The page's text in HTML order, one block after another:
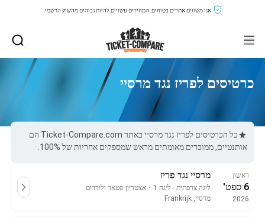
אנו משווים אתרים בטוחים, המחירים עשויים להיות גבוהים מהשוק הרשמי.
כרטיסים לפריז נגד מרסיי
כל הכרטיסים לפריז נגד מרסיי באתר Ticket-Compare.com הם
אותנטיים, ממוכרים מאומתים מראש שמספקים אחריות של 100%.
ראשון
6 ספט'
2026
מרסיי נגד פריז
ליגה צרפתית - ליגה 1 ・ אצטדיון סטאד ולודרום
מרסיי, Frankrijk